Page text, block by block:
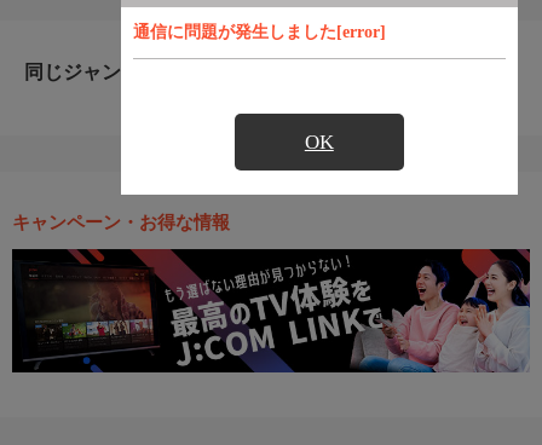
通信に問題が発生しました[error]
OK
同じジャンルのおすすめ番組
キャンペーン・お得な情報